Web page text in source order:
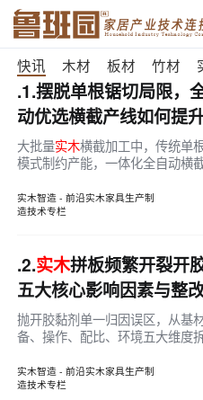
快讯 木材 板材 竹材
.1.摆脱单根锯切局限，
动优选横截产线如何提
料加工产能!
大批量实木横截加工中，传统单
模式制约产能，一体化全自动横
品码垛的全流程自动化。
实木智造 - 前沿实木家具生产制
造技术专栏
.2.实木拼板频繁开裂开
五大核心影响因素与整
案!
抛开胶黏剂单一归因误区，从基
备、操作、配比、环境五大维度
改工艺，适配实木集成材工厂落地
实木智造 - 前沿实木家具生产制
造技术专栏